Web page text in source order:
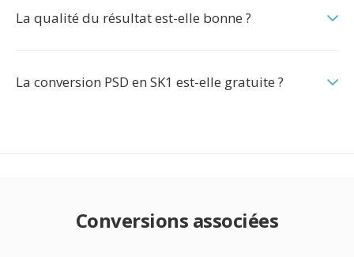
La qualité du résultat est-elle bonne ?
La conversion PSD en SK1 est-elle gratuite ?
Conversions associées